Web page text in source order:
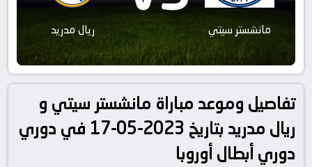
مانشستر سيتي ريال مدريد
تفاصيل وموعد مباراة مانشستر سيتي و
ريال مدريد بتاريخ 2023-05-17 في دوري
دوري أبطال أوروبا